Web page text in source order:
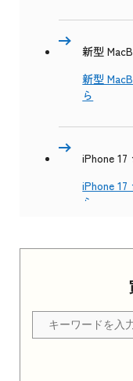
新型
新型
ら
iPhone 17
iPhone
ら
Apple
ちら
iPhone